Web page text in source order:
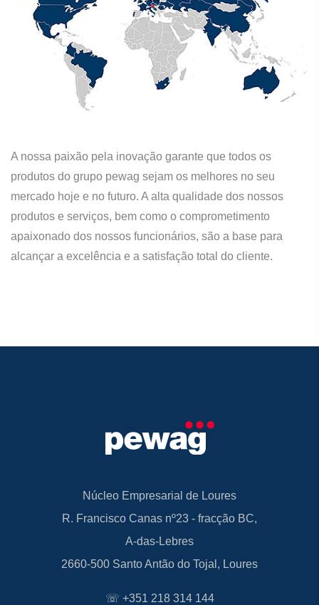
A nossa paixão pela inovação garante que todos os
produtos do grupo pewag sejam os melhores no seu
mercado hoje e no futuro. A alta qualidade dos nossos
produtos e serviços, bem como o comprometimento
apaixonado dos nossos funcionários, são a base para
alcançar a excelência e a satisfação total do cliente.
Núcleo Empresarial de Loures
R. Francisco Canas nº23 - fracção BC,
A-das-Lebres
2660-500 Santo Antão do Tojal, Loures
☏ +351 218 314 144